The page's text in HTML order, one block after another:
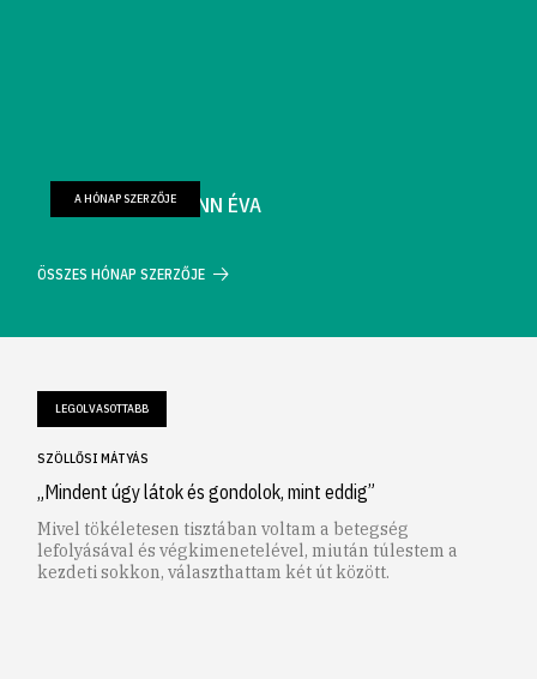
FARKAS WELLMANN ÉVA
A HÓNAP SZERZŐJE
ÖSSZES HÓNAP SZERZŐJE
LEGOLVASOTTABB
SZÖLLŐSI MÁTYÁS
„Mindent úgy látok és gondolok, mint eddig”
Mivel tökéletesen tisztában voltam a betegség
lefolyásával és végkimenetelével, miután túlestem a
kezdeti sokkon, választhattam két út között.